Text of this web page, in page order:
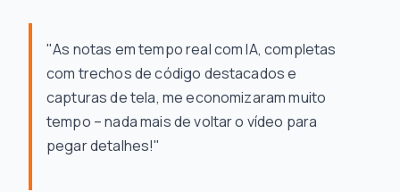
"As notas em tempo real com IA, completas
com trechos de código destacados e
capturas de tela, me economizaram muito
tempo – nada mais de voltar o vídeo para
pegar detalhes!"